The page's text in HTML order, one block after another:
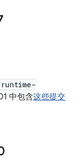
中包含这些提交